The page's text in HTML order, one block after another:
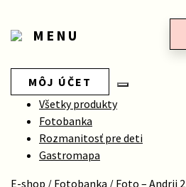
MENU
MÔJ ÚČET
Všetky produkty
Fotobanka
Rozmanitosť pre deti
Gastromapa
E-shop / Fotobanka / Foto – Andrii 2